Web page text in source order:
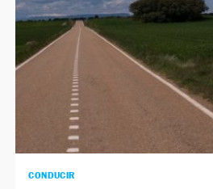
CONDUCIR